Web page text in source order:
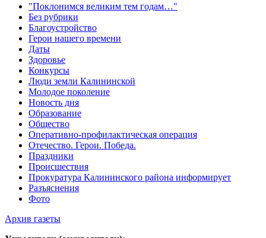
"Поклонимся великим тем годам…"
Без рубрики
Благоустройство
Герои нашего времени
Даты
Здоровье
Конкурсы
Люди земли Калининской
Молодое поколение
Новость дня
Образование
Общество
Оперативно-профилактическая операция
Отечество. Герои. Победа.
Праздники
Происшествия
Прокуратура Калининского района информирует
Разъяснения
Фото
Архив газеты